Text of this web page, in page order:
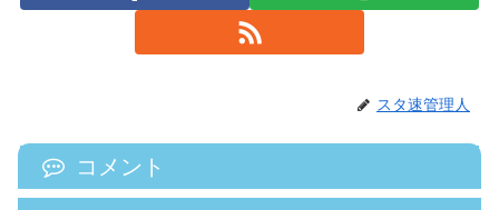
スタ速管理人
コメント